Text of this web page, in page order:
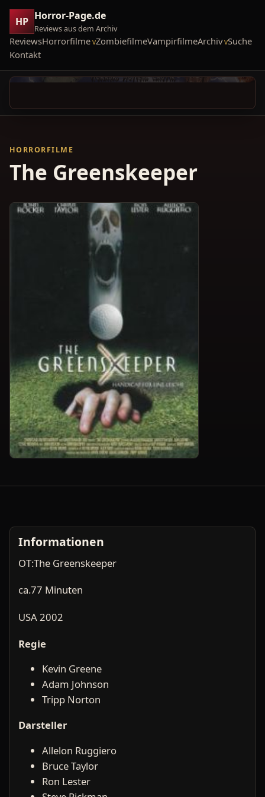
HP Horror-Page.de
Reviews aus dem Archiv
ReviewsHorrorfilme ZombiefilmeVampirfilmeArchiv Suche
Kontakt
HORRORFILME
The Greenskeeper
Informationen
OT:The Greenskeeper
ca.77 Minuten
USA 2002
Regie
Kevin Greene
Adam Johnson
Tripp Norton
Darsteller
Allelon Ruggiero
Bruce Taylor
Ron Lester